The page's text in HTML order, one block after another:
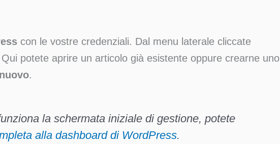
con le vostre credenziali. Dal menu laterale cliccate
Qui potete aprire un articolo già esistente oppure crearne uno
.
la schermata iniziale di gestione, potete
alla dashboard di WordPress.